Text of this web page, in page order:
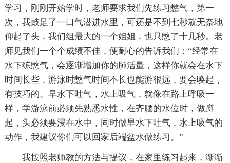
学习，刚刚开始学时，老师要求我们先练习憋气，第一
次，我鼓足了一口气潜进水里，可还是不到七秒就无奈地
仰起了头，我们组最大的一个姐姐，也只憋了十几秒。老
师见我们一个个成绩不佳，便耐心的告诉我们：“经常在
水下练憋气，会逐渐增加你的肺活量，这样你就会在水下
时间长些，游泳时憋气时间不长也能游很远，要会唤起，
有技巧的。早水下吐气，水上吸气，就像在路上呼吸一
样，学游泳前必须先熟悉水性，在齐腰的水位时，做蹲
起，头必须要浸在水中，同时做早水下吐气，水上吸气的
动作，我建议你们可以回家后端盆水做练习。”
我按照老师教的方法与提议，在家里练习起来，渐渐